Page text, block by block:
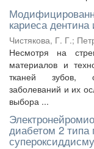
кариеса
Чистякова, Г. Г.;
Несмотря на
материалов и
тканей зубов,
заболеваний и их
выбора ...
диабетом 2 типа